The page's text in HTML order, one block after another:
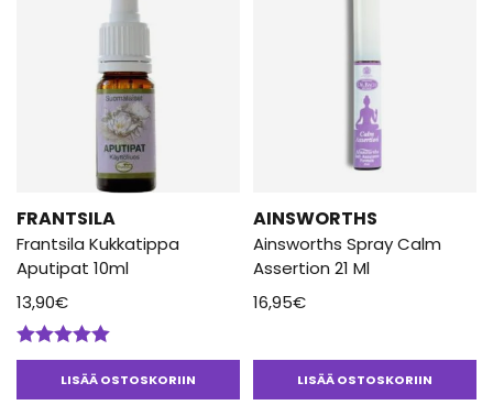
FRANTSILA
Frantsila Kukkatippa
Aputipat 10ml
13,90€
Arvostelu
tuotteesta:LISÄÄ OSTOSKORIIN
AINSWORTHS
Ainsworths Spray Calm
Assertion 21 Ml
16,95€
LISÄÄ OSTOSKORIIN